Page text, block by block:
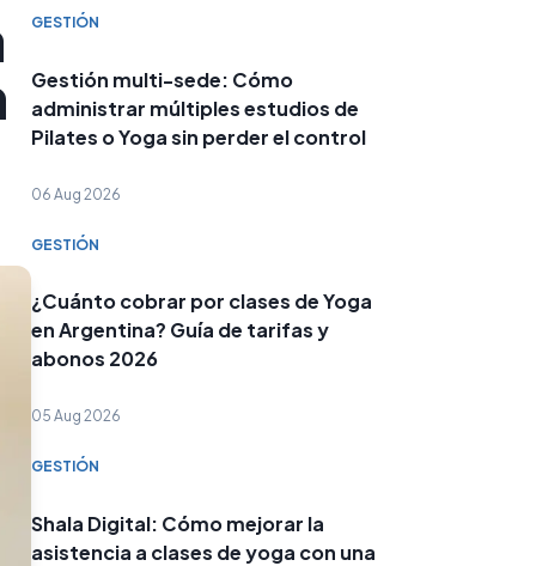
GESTIÓN
Gestión multi-sede: Cómo
administrar múltiples estudios de
Pilates o Yoga sin perder el control
06 Aug 2026
GESTIÓN
¿Cuánto cobrar por clases de Yoga
en Argentina? Guía de tarifas y
abonos 2026
05 Aug 2026
GESTIÓN
Shala Digital: Cómo mejorar la
asistencia a clases de yoga con una